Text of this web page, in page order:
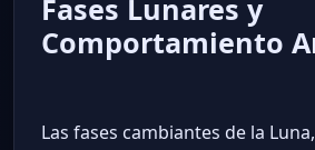
Fases Lunares y
Comportamiento
Las fases cambiantes de la